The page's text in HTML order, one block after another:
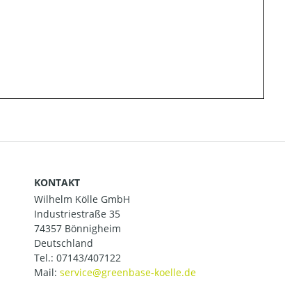
KONTAKT
Wilhelm Kölle GmbH
Industriestraße 35
74357 Bönnigheim
Deutschland
Tel.: 07143/407122
Mail: